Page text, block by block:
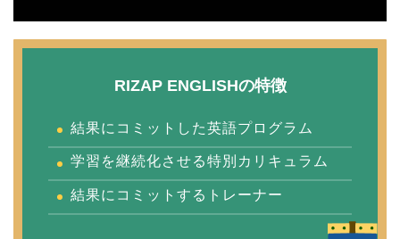
RIZAP ENGLISHの特徴
結果にコミットした英語プログラム
学習を継続化させる特別カリキュラム
結果にコミットするトレーナー